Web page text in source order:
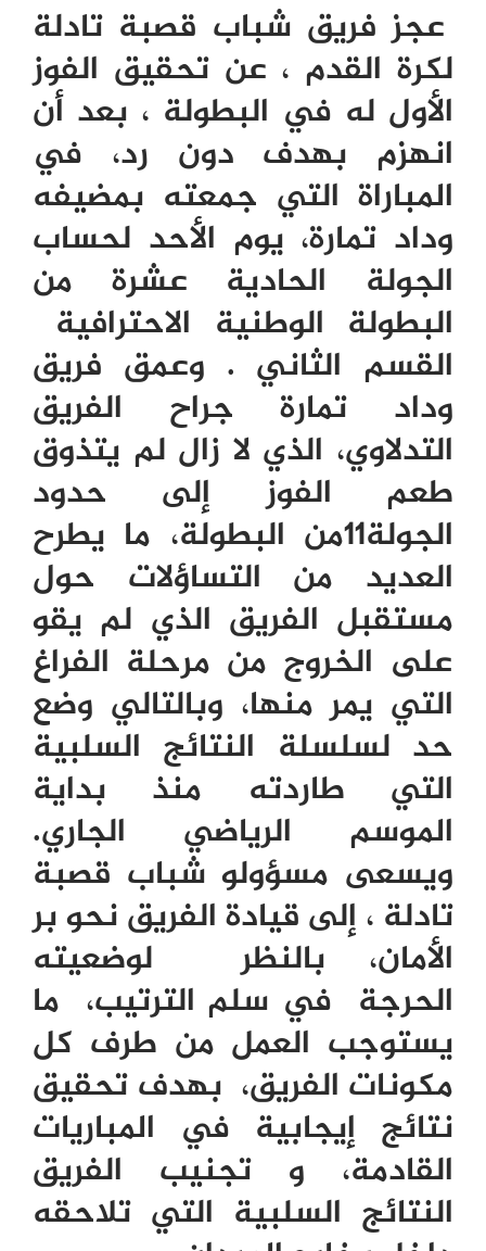
عجز فريق شباب قصبة تادلة
لكرة القدم ، عن تحقيق الفوز
الأول له في البطولة ، بعد أن
انهزم بهدف دون رد، في
المباراة التي جمعته بمضيفه
وداد تمارة، يوم الأحد لحساب
الجولة الحادية عشرة من
البطولة الوطنية الاحترافية
القسم الثاني . وعمق فريق
وداد تمارة جراح الفريق
التدلاوي، الذي لا زال لم يتذوق
طعم الفوز إلى حدود
الجولة11من البطولة، ما يطرح
العديد من التساؤلات حول
مستقبل الفريق الذي لم يقو
على الخروج من مرحلة الفراغ
التي يمر منها، وبالتالي وضع
حد لسلسلة النتائج السلبية
التي طاردته منذ بداية
الموسم الرياضي الجاري.
ويسعى مسؤولو شباب قصبة
تادلة ، إلى قيادة الفريق نحو بر
الأمان، بالنظر لوضعيته
الحرجة في سلم الترتيب، ما
يستوجب العمل من طرف كل
مكونات الفريق، بهدف تحقيق
نتائج إيجابية في المباريات
القادمة، و تجنيب الفريق
النتائج السلبية التي تلاحقه